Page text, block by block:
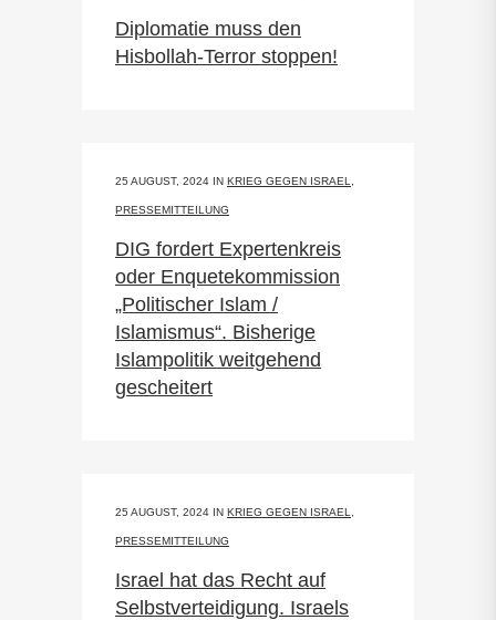
Diplomatie muss den
Hisbollah-Terror stoppen!
25 AUGUST, 2024 IN KRIEG GEGEN ISRAEL
PRESSEMITTEILUNG
DIG fordert Expertenkreis
oder Enquetekommission
„Politischer Islam /
Islamismus“. Bisherige
Islampolitik weitgehend
gescheitert
25 AUGUST, 2024 IN KRIEG GEGEN ISRAEL
PRESSEMITTEILUNG
Israel hat das Recht auf
Selbstverteidigung. Israels